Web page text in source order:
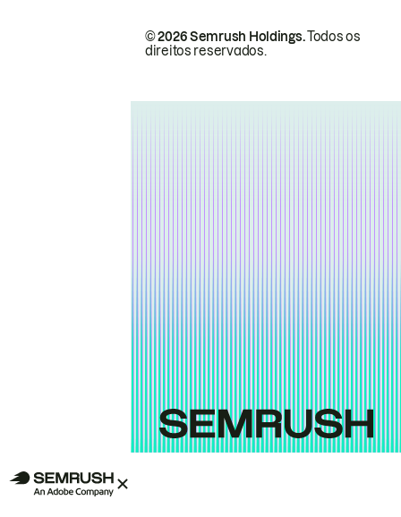
© 2026 Semrush Holdings.Todos os
direitos reservados.